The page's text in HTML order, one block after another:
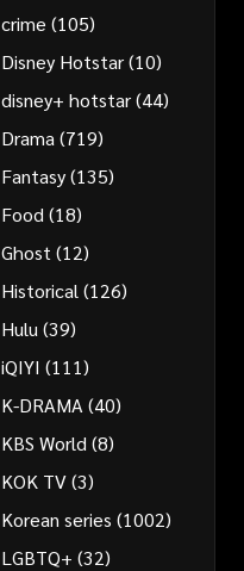
crime (105)
Disney Hotstar(10)
disney+ hotstar(44)
Drama (719)
Fantasy(135)
Food (18)
Ghost (12)
Historical (126)
Hulu (39)
iQIYI (111)
K-DRAMA (40)
KBS World (8)
KOK TV(3)
Korean series (1002)
LGBTQ+ (32)